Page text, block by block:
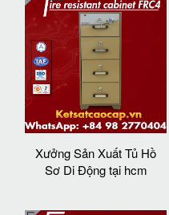
Xưởng Sản Xuất Tủ Hồ
Sơ Di Động tại hcm